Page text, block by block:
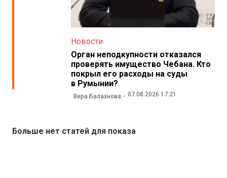
Новости
Орган неподкупности отказался
проверять имущество Чебана. Кто
покрыл его расходы на суды
в Румынии?
Вера Балахнова 07.08.2026 17:21
Больше нет статей для показа